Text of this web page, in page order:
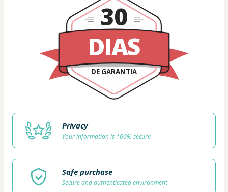
DIAS
DE GARANTIA
30
Privacy
Your information is 100% secure
Safe purchase
Secure and authenticated environment